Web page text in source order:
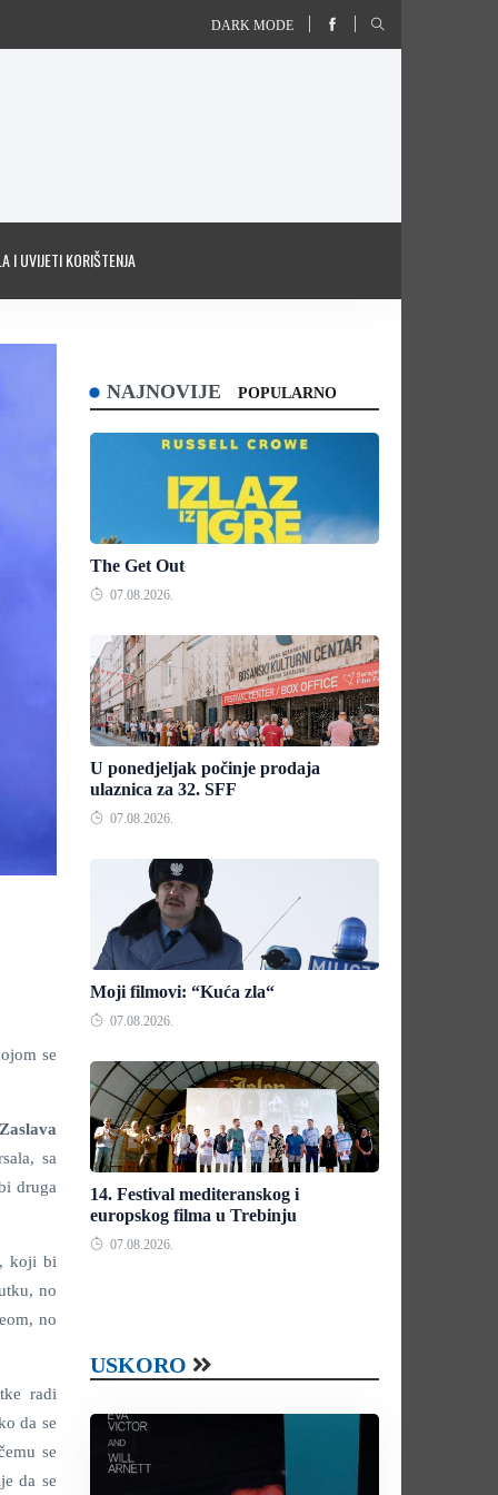
DARK MODE
I UVIJETI KORIŠTENJA
se
sa
druga
koji bi
no
no
radi
da se
se
da se
NAJNOVIJE POPULARNO
The Get Out
07.08.2026.
U ponedjeljak počinje prodaja
ulaznica za 32. SFF
07.08.2026.
Moji filmovi: “Kuća zla“
07.08.2026.
14. Festival mediteranskog i
europskog filma u Trebinju
07.08.2026.
USKORO